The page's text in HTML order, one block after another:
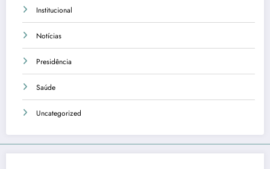
Institucional
Notícias
Presidência
Saúde
Uncategorized